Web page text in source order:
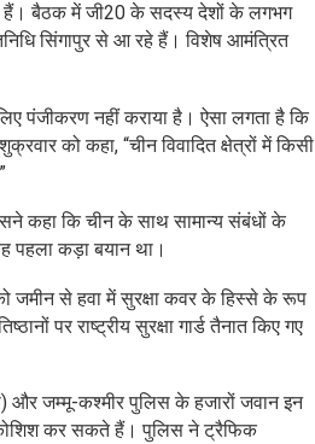
हैं। बैठक में जी20 के सदस्य देशों के लगभग
सिंगापुर से आ रहे हैं। विशेष आमंत्रित
पंजीकरण नहीं कराया है। ऐसा लगता है कि
को कहा, “चीन विवादित क्षेत्रों में किसी
कहा कि चीन के साथ सामान्य संबंधों के
पहला कड़ा बयान था।
जमीन से हवा में सुरक्षा कवर के हिस्से के रूप
पर राष्ट्रीय सुरक्षा गार्ड तैनात किए गए
और जम्मू-कश्मीर पुलिस के हजारों जवान इन
कोशिश कर सकते हैं। पुलिस ने ट्रैफिक